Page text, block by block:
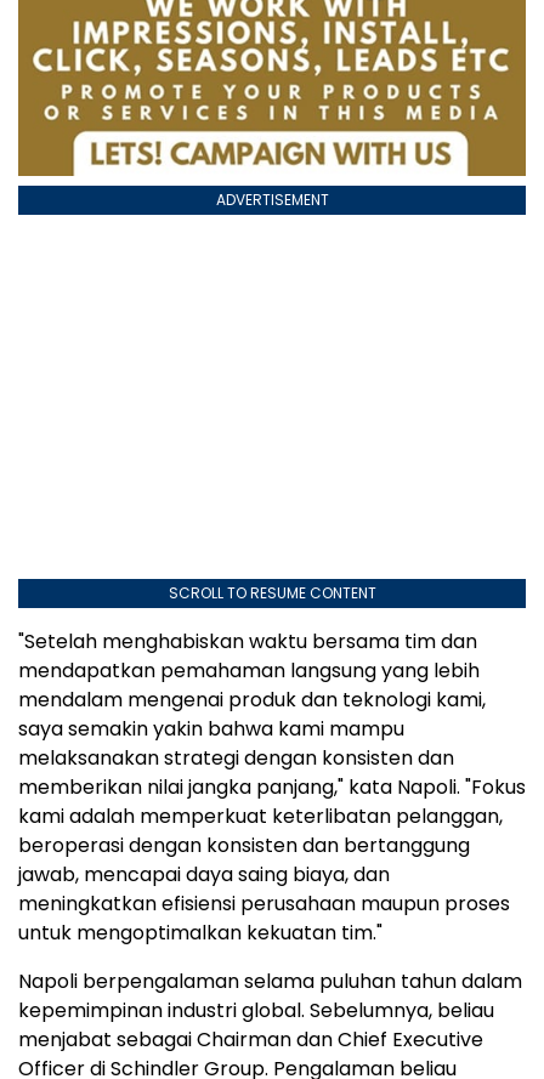
ADVERTISEMENT
SCROLL TO RESUME CONTENT
"Setelah menghabiskan waktu bersama tim dan
mendapatkan pemahaman langsung yang lebih
mendalam mengenai produk dan teknologi kami,
saya semakin yakin bahwa kami mampu
melaksanakan strategi dengan konsisten dan
memberikan nilai jangka panjang," kata Napoli. "Fokus
kami adalah memperkuat keterlibatan pelanggan,
beroperasi dengan konsisten dan bertanggung
jawab, mencapai daya saing biaya, dan
meningkatkan efisiensi perusahaan maupun proses
untuk mengoptimalkan kekuatan tim."
Napoli berpengalaman selama puluhan tahun dalam
kepemimpinan industri global. Sebelumnya, beliau
menjabat sebagai Chairman dan Chief Executive
Officer di Schindler Group. Pengalaman beliau